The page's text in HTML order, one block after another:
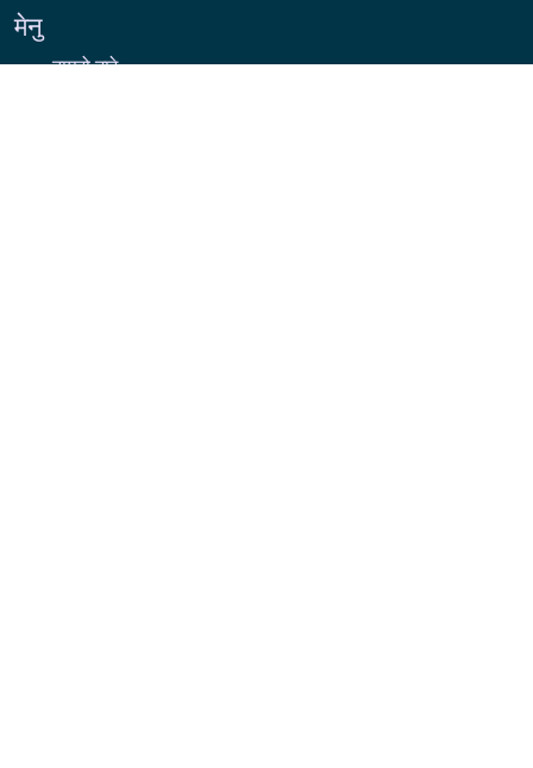
मेनु
हाम्रो बारे